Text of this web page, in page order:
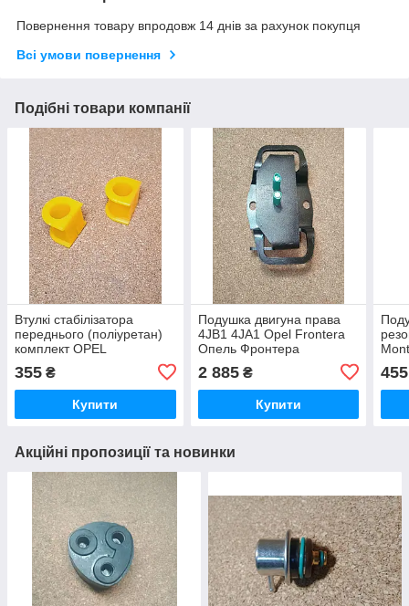
Повернення товару впродовж 14 днів за рахунок покупця
Всі умови повернення
Подібні товари компанії
Втулкі стабілізатора
переднього (поліуретан)
комплект OPEL
Frontera Опель Фронтера
355 ₴
Купити
Подушка двигуна права
4JB1 4JA1 Opel Frontera
Опель Фронтера
2 885₴
Купити
455
Акційні пропозиції та новинки